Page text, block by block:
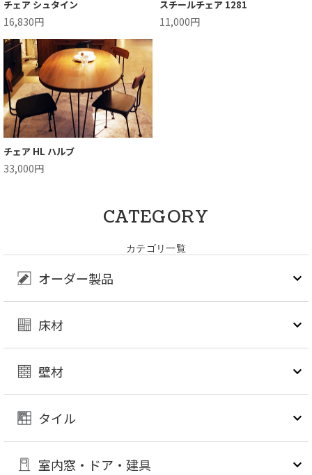
チェア シュタイン
16,830円
スチールチェア 1281
11,000円
チェア HL ハルブ
33,000円
CATEGORY
カテゴリ一覧
オーダー製品
床材
壁材
タイル
室内窓・ドア・建具